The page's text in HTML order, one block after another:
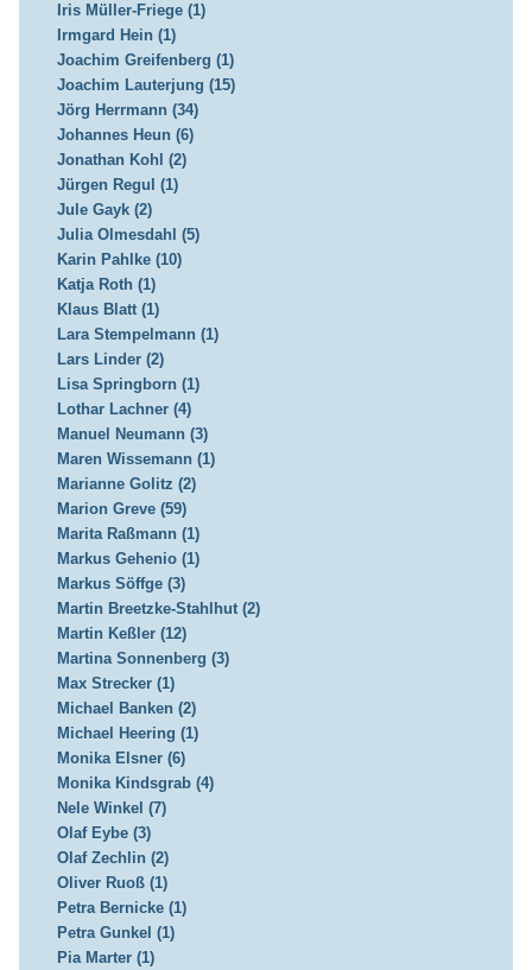
Iris Müller-Friege (1)
Irmgard Hein (1)
Joachim Greifenberg (1)
Joachim Lauterjung (15)
Jörg Herrmann (34)
Johannes Heun (6)
Jonathan Kohl (2)
Jürgen Regul (1)
Jule Gayk (2)
Julia Olmesdahl (5)
Karin Pahlke (10)
Katja Roth (1)
Klaus Blatt (1)
Lara Stempelmann (1)
Lars Linder (2)
Lisa Springborn (1)
Lothar Lachner (4)
Manuel Neumann (3)
Maren Wissemann (1)
Marianne Golitz (2)
Marion Greve (59)
Marita Raßmann (1)
Markus Gehenio (1)
Markus Söffge (3)
Martin Breetzke-Stahlhut (2)
Martin Keßler (12)
Martina Sonnenberg (3)
Max Strecker (1)
Michael Banken (2)
Michael Heering (1)
Monika Elsner (6)
Monika Kindsgrab (4)
Nele Winkel (7)
Olaf Eybe (3)
Olaf Zechlin (2)
Oliver Ruoß (1)
Petra Bernicke (1)
Petra Gunkel (1)
Pia Marter (1)